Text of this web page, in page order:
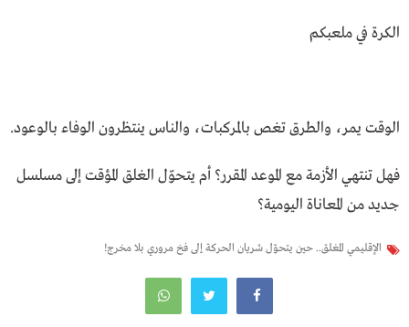
الكرة في ملعبكم
الوقت يمر، والطرق تغص بالمركبات، والناس ينتظرون الوفاء بالوعود.
فهل تنتهي الأزمة مع الموعد المقرر؟ أم يتحوّل الغلق المؤقت إلى مسلسل
جديد من المعاناة اليومية؟
الإقليمي المغلق.. حين يتحوّل شريان الحركة إلى فخ مروري بلا مخرج!